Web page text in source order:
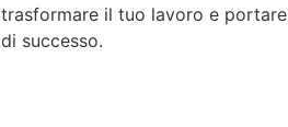
trasformare il tuo lavoro e
di successo.